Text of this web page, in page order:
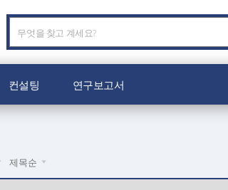
컨설팅 연구보고서
제목순